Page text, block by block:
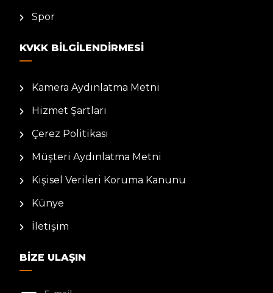
Spor
KVKK BILGILENDIRMESI
Kamera Aydınlatma Metni
Hizmet Şartları
Çerez Politikası
Müşteri Aydınlatma Metni
Kişisel Verileri Koruma Kanunu
Künye
İletişim
BIZE ULAŞIN